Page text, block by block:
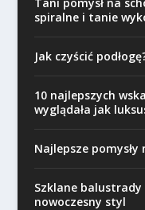
spiralne i tanie
Jak czyścić
10 najlepszych
wyglądała jak
Najlepsze
Szklane
nowoczesny styl